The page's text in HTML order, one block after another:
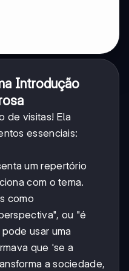
Introdução
de visitas! Ela
essenciais:
um repertório
com o tema.
como
ou "é
usar uma
que 'se a
a sociedade,